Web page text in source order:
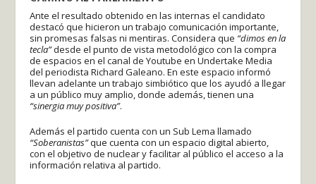
Ante el resultado obtenido en las internas el candidato
destacó que hicieron un trabajo comunicación importante,
sin promesas falsas ni mentiras. Considera que “dimos en la
tecla”desde el punto de vista metodológico con la compra
de espacios en el canal de Youtube en Undertake Media
del periodista Richard Galeano. En este espacio informó
llevan adelante un trabajo simbiótico que los ayudó a llegar
a un público muy amplio, donde además, tienen una
“sinergia muy positiva”.
Además el partido cuenta con un Sub Lema llamado
“Soberanistas”que cuenta con un espacio digital abierto,
con el objetivo de nuclear y facilitar al público el acceso a la
información relativa al partido.